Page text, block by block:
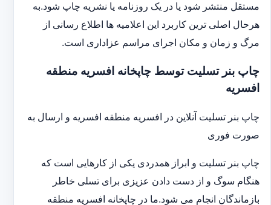
مستقل منتشر شود یا در یک روزنامه یا نشریه چاپ شود.به
هرحال اصلی ترین کاربرد این اعلامیه ها اطلاع رسانی از
مرگ و زمان و مکان اجرای مراسم عزاداری است.
چاپ بنر تسلیت توسط چاپخانه افسریه منطقه
افسریه
چاپ بنر تسلیت آنلاین در افسریه منطقه افسریه و ارسال به
صورت فوری
چاپ بنر تسلیت و ابراز همدردی یکی از کارهایی است که
هنگام سوگ و از دست دادن عزیزی برای تسلی خاطر
بازماندگان انجام می شود.ما در چاپخانه افسریه منطقه